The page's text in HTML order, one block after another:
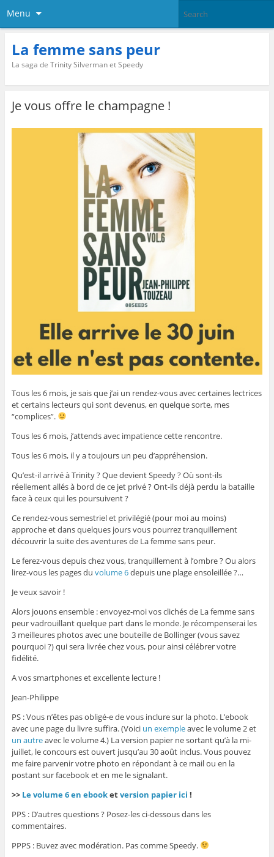
Menu
La femme sans peur
La saga de Trinity Silverman et Speedy
Je vous offre le champagne !
Tous les 6 mois, je sais que j’ai un rendez-vous avec certaines lectrices
et certains lecteurs qui sont devenus, en quelque sorte, mes
“complices”.
Tous les 6 mois, j’attends avec impatience cette rencontre.
Tous les 6 mois, il y a toujours un peu d’appréhension.
Qu’est-il arrivé à Trinity ? Que devient Speedy ? Où sont-ils
réellement allés à bord de ce jet privé ? Ont-ils déjà perdu la bataille
face à ceux qui les poursuivent ?
Ce rendez-vous semestriel et privilégié (pour moi au moins)
approche et dans quelques jours vous pourrez tranquillement
découvrir la suite des aventures de La femme sans peur.
Le ferez-vous depuis chez vous, tranquillement à l’ombre ? Ou alors
lirez-vous les pages du volume 6depuis une plage ensoleillée ?…
Je veux savoir !
Alors jouons ensemble : envoyez-moi vos clichés de La femme sans
peur vadrouillant quelque part dans le monde. Je récompenserai les
3 meilleures photos avec une bouteille de Bollinger (vous savez
pourquoi ?) qui sera livrée chez vous, pour ainsi célébrer votre
fidélité.
A vos smartphones et excellente lecture !
Jean-Philippe
PS : Vous n’êtes pas obligé-e de vous inclure sur la photo. L’ebook
avec une page du livre suffira. (Voici un exempleavec le volume 2 et
un autreavec le volume 4.) La version papier ne sortant qu’à la mi-
juillet, le concours est ouvert jusqu’au 30 août inclus. Vous pouvez
me faire parvenir votre photo en répondant à ce mail ou en la
postant sur facebook et en me le signalant.
>> Le volume 6 en ebooketversion papier ici !
PPS : D’autres questions ? Posez-les ci-dessous dans les
commentaires.
PPPS : Buvez avec modération. Pas comme Speedy.